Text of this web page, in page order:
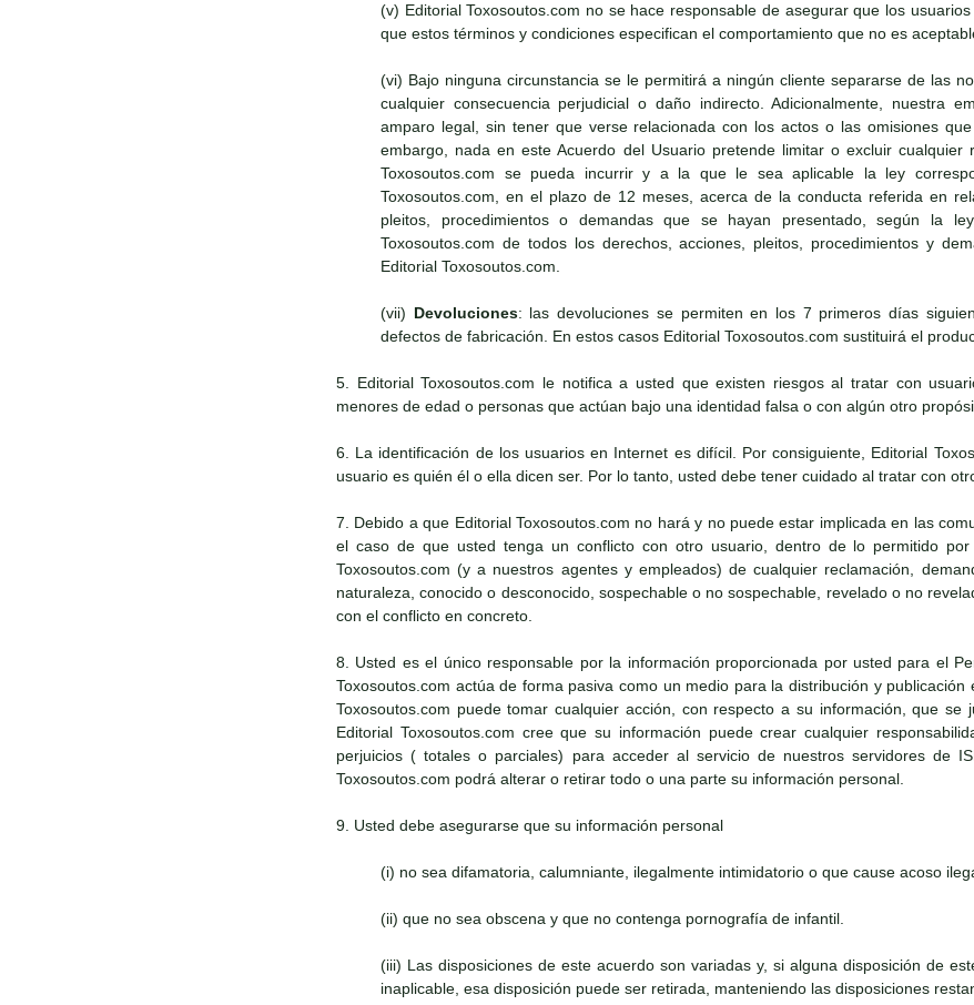
(v) Editorial Toxosoutos.com no se hace responsable de asegurar que los
que estos términos y condiciones especifican el comportamiento que no es
(vi) Bajo ninguna circunstancia se le permitirá a ningún cliente separarse de las
cualquier consecuencia perjudicial o daño indirecto. Adicionalmente, nuestra
amparo legal, sin tener que verse relacionada con los actos o las omisiones
embargo, nada en este Acuerdo del Usuario pretende limitar o excluir
Toxosoutos.com se pueda incurrir y a la que le sea aplicable la ley
Toxosoutos.com, en el plazo de 12 meses, acerca de la conducta referida en
pleitos, procedimientos o demandas que se hayan presentado, según la
Toxosoutos.com de todos los derechos, acciones, pleitos, procedimientos y
Editorial Toxosoutos.com.
(vii) Devoluciones: las devoluciones se permiten en los 7 primeros días
defectos de fabricación. En estos casos Editorial Toxosoutos.com sustituirá el
5. Editorial Toxosoutos.com le notifica a usted que existen riesgos al tratar con
menores de edad o personas que actúan bajo una identidad falsa o con algún otro
6. La identificación de los usuarios en Internet es difícil. Por consiguiente, Editorial
usuario es quién él o ella dicen ser. Por lo tanto, usted debe tener cuidado al tratar con
7. Debido a que Editorial Toxosoutos.com no hará y no puede estar implicada en las
el caso de que usted tenga un conflicto con otro usuario, dentro de lo permitido
Toxosoutos.com (y a nuestros agentes y empleados) de cualquier reclamación,
naturaleza, conocido o desconocido, sospechable o no sospechable, revelado o no
con el conflicto en concreto.
8. Usted es el único responsable por la información proporcionada por usted para el
Toxosoutos.com actúa de forma pasiva como un medio para la distribución y
Toxosoutos.com puede tomar cualquier acción, con respecto a su información, que
Editorial Toxosoutos.com cree que su información puede crear cualquier
perjuicios ( totales o parciales) para acceder al servicio de nuestros servidores de
Toxosoutos.com podrá alterar o retirar todo o una parte su información personal.
9. Usted debe asegurarse que su información personal
(i) no sea difamatoria, calumniante, ilegalmente intimidatorio o que cause acoso
(ii) que no sea obscena y que no contenga pornografía de infantil.
(iii) Las disposiciones de este acuerdo son variadas y, si alguna disposición de
inaplicable, esa disposición puede ser retirada, manteniendo las disposiciones